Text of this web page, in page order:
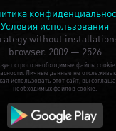
Условия использования
without
browser. 2009 — 2526
строго необходимые файлы
Личные данные не
использовать этот сайт, вы
необходимых файлов cookie.